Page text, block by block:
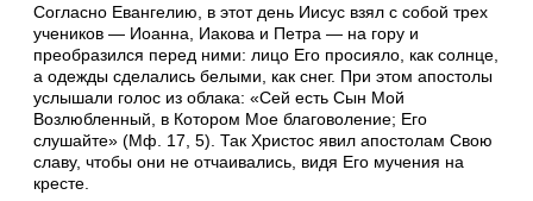
Согласно Евангелию, в этот день Иисус взял с собой трех
учеников — Иоанна, Иакова и Петра — на гору и
преобразился перед ними: лицо Его просияло, как солнце,
а одежды сделались белыми, как снег. При этом апостолы
услышали голос из облака: «Сей есть Сын Мой
Возлюбленный, в Котором Мое благоволение; Его
слушайте» (Мф. 17, 5). Так Христос явил апостолам Свою
славу, чтобы они не отчаивались, видя Его мучения на
кресте.